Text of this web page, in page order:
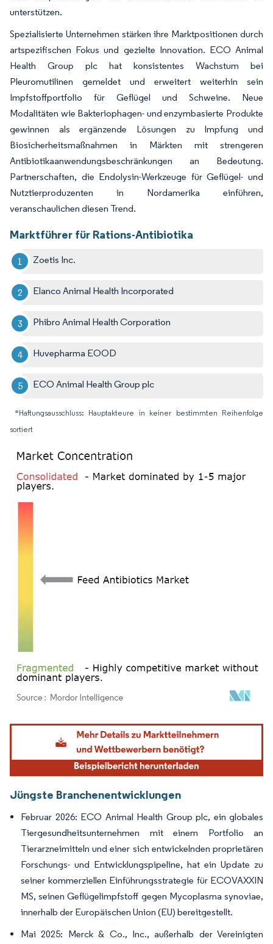
unterstützen.
Spezialisierte Unternehmen stärken ihre Marktpositionen durch
artspezifischen Fokus und gezielte Innovation. ECO Animal
Health Group plc hat konsistentes Wachstum bei
Pleuromutilinen gemeldet und erweitert weiterhin sein
Impfstoffportfolio für Geflügel und Schweine. Neue
Modalitäten wie Bakteriophagen- und enzymbasierte Produkte
gewinnen als ergänzende Lösungen zu Impfung und
Biosicherheitsmaßnahmen in Märkten mit strengeren
Antibiotikaanwendungsbeschränkungen an Bedeutung.
Partnerschaften, die Endolysin-Werkzeuge für Geflügel- und
Nutztierproduzenten in Nordamerika einführen,
veranschaulichen diesen Trend.
Marktführer für Rations-Antibiotika
Zoetis Inc.
Elanco Animal Health Incorporated
Phibro Animal Health Corporation
Huvepharma EOOD
ECO Animal Health Group plc
*Haftungsausschluss: Hauptakteure in keiner bestimmten Reihenfolge
sortiert
Bild © Mordor Intelligence. Wiederverwendung erfordert Namensnennung gemäß
Jüngste Branchenentwicklungen
Februar 2026: ECO Animal Health Group plc, ein globales
Tiergesundheitsunternehmen mit einem Portfolio an
Tierarzneimitteln und einer sich entwickelnden proprietären
Forschungs- und Entwicklungspipeline, hat ein Update zu
seiner kommerziellen Einführungsstrategie für ECOVAXXIN
MS, seinen Geflügelimpfstoff gegen Mycoplasma synoviae,
innerhalb der Europäischen Union (EU) bereitgestellt.
Mai 2025: Merck & Co., Inc., außerhalb der Vereinigten